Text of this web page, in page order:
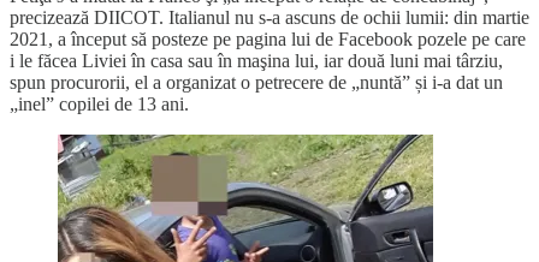
precizează DIICOT. Italianul nu s-a ascuns de ochii lumii: din martie
2021, a început să posteze pe pagina lui de Facebook pozele pe care
i le făcea Liviei în casa sau în maşina lui, iar două luni mai târziu,
spun procurorii, el a organizat o petrecere de „nuntă” și i-a dat un
„inel” copilei de 13 ani.